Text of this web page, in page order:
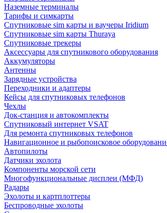
Наземные терминалы
Тарифы и симкарты
Спутниковые sim карты и ваучеры Iridium
Спутниковые sim карты Thuraya
Спутниковые трекеры
Аксессуары для спутникового оборудования
Аккумуляторы
Антенны
Зарядные устройства
Переходники и адаптеры
Кейсы для спутниковых телефонов
Чехлы
Док-станция и автокомплекты
Спутниковый интернет VSAT
Для ремонта спутниковых телефонов
Навигационное и рыбопоисковое
Автопилоты
Датчики эхолота
Компоненты морской сети
Многофункциональные дисплеи (МФД)
Радары
Эхолоты и картплоттеры
Беспроводные эхолоты